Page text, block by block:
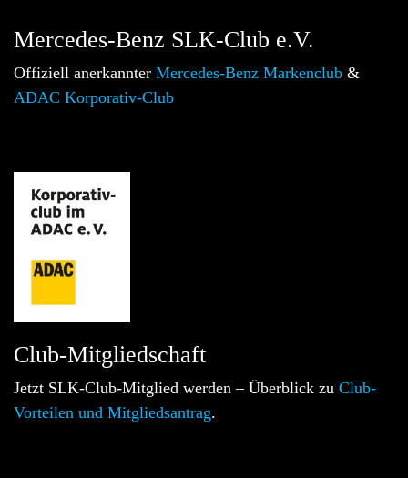
Mercedes-Benz SLK-Club e.V.
Offiziell anerkannter Mercedes-Benz Markenclub &
ADAC Korporativ-Club
Club-Mitgliedschaft
Jetzt SLK-Club-Mitglied werden – Überblick zu Club-
Vorteilen und Mitgliedsantrag.